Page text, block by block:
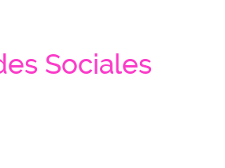
Sociales